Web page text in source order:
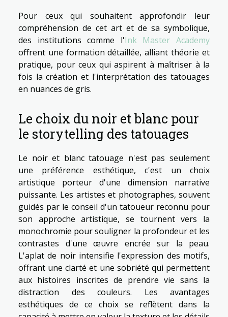
Pour ceux qui souhaitent approfondir leur
compréhension de cet art et de sa symbolique,
des institutions comme l'Ink Master Academy
offrent une formation détaillée, alliant théorie et
pratique, pour ceux qui aspirent à maîtriser à la
fois la création et l'interprétation des tatouages
en nuances de gris.
Le choix du noir et blanc pour
le storytelling des tatouages
Le noir et blanc tatouage n'est pas seulement
une préférence esthétique, c'est un choix
artistique porteur d'une dimension narrative
puissante. Les artistes et photographes, souvent
guidés par le conseil d'un tatoueur reconnu pour
son approche artistique, se tournent vers la
monochromie pour souligner la profondeur et les
contrastes d'une œuvre encrée sur la peau.
L'aplat de noir intensifie l'expression des motifs,
offrant une clarté et une sobriété qui permettent
aux histoires inscrites de prendre vie sans la
distraction des couleurs. Les avantages
esthétiques de ce choix se reflètent dans la